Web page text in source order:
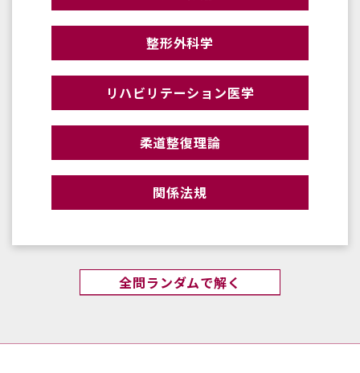
整形外科学
リハビリテーション医学
柔道整復理論
関係法規
全問ランダムで解く